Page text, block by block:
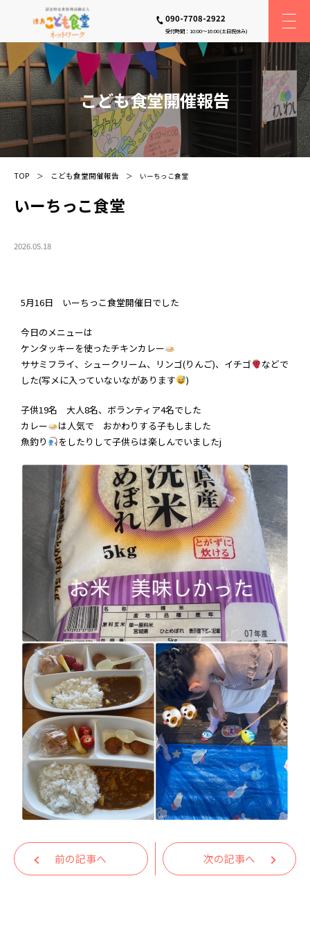
090-7708-2922
受付時間：10:00〜16:00(土日祝休み)
こども食堂開催報告
TOP こども食堂開催報告 いーちっこ食堂
いーちっこ食堂
2026.05.18
5月16日 いーちっこ食堂開催日でした
今日のメニューは
ケンタッキーを使ったチキンカレー
ササミフライ、シュークリーム、リンゴ(りんご)、イチゴ
などで
した(写メに入っていないながあります
)
子供19名 大人8名、ボランティア4名でした
カレー
は人気で おかわりする子もしました
魚釣り
をしたりして子供らは楽しんでいましたj
前の記事へ 次の記事へ